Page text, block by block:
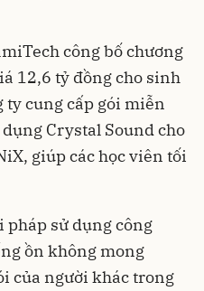
công bố chương
12,6 tỷ đồng cho sinh
ty cung cấp gói miễn
Crystal Sound cho
giúp các học viên tối
pháp sử dụng công
ồn không mong
của người khác trong